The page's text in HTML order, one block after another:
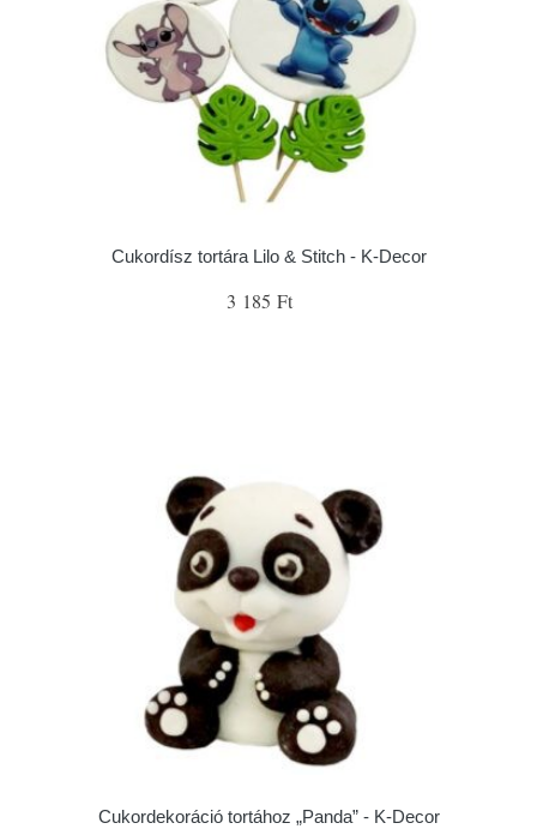
Cukordísz tortára Lilo & Stitch - K-Decor
3 185 Ft
Cukordekoráció tortához „Panda” - K-Decor